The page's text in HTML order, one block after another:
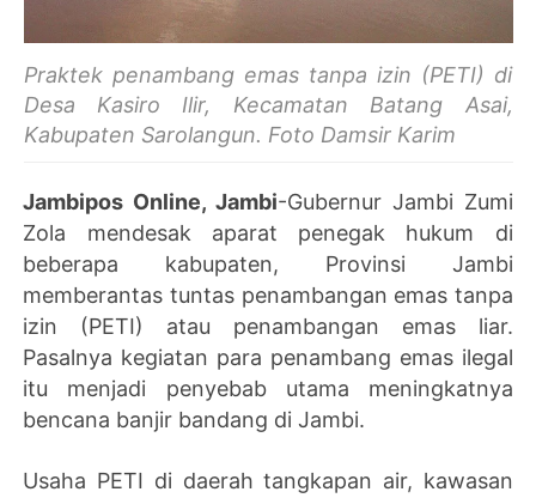
Praktek penambang emas tanpa izin (PETI) di
Desa Kasiro Ilir, Kecamatan Batang Asai,
Kabupaten Sarolangun. Foto Damsir Karim
Jambipos Online, Jambi-Gubernur Jambi Zumi
Zola mendesak aparat penegak hukum di
beberapa kabupaten, Provinsi Jambi
memberantas tuntas penambangan emas tanpa
izin (PETI) atau penambangan emas liar.
Pasalnya kegiatan para penambang emas ilegal
itu menjadi penyebab utama meningkatnya
bencana banjir bandang di Jambi.
Usaha PETI di daerah tangkapan air, kawasan